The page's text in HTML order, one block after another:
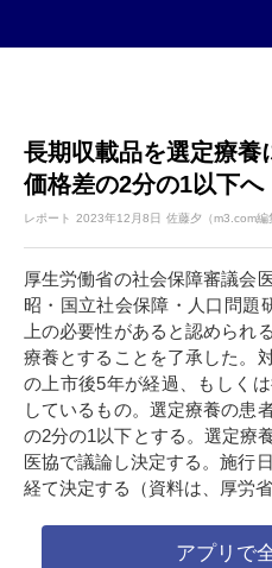
長期収載品を選定療養
価格差の2分の1以下へ
レポート 2023年12月8日 佐藤夕（m3.com編
厚生労働省の社会保障審議会
昭・国立社会保障・人口問題
上の必要性があると認められ
療養とすることを了承した。
の上市後5年が経過、もしく
しているもの。選定療養の患
の2分の1以下とする。選定療
医協で議論し決定する。施行
経て決定する（資料は、厚労
アプリで